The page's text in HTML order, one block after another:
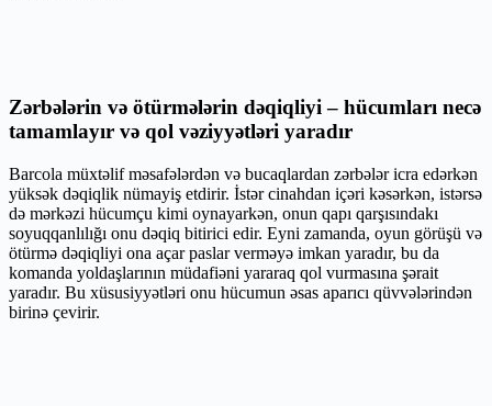
Zərbələrin və ötürmələrin dəqiqliyi – hücumları necə
tamamlayır və qol vəziyyətləri yaradır
Barcola müxtəlif məsafələrdən və bucaqlardan zərbələr icra edərkən
yüksək dəqiqlik nümayiş etdirir. İstər cinahdan içəri kəsərkən, istərsə
də mərkəzi hücumçu kimi oynayarkən, onun qapı qarşısındakı
soyuqqanlılığı onu dəqiq bitirici edir. Eyni zamanda, oyun görüşü və
ötürmə dəqiqliyi ona açar paslar verməyə imkan yaradır, bu da
komanda yoldaşlarının müdafiəni yararaq qol vurmasına şərait
yaradır. Bu xüsusiyyətləri onu hücumun əsas aparıcı qüvvələrindən
birinə çevirir.